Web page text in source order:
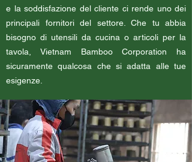
e la soddisfazione del cliente ci rende uno dei
principali fornitori del settore. Che tu abbia
bisogno di utensili da cucina o articoli per la
tavola, Vietnam Bamboo Corporation ha
sicuramente qualcosa che si adatta alle tue
esigenze.